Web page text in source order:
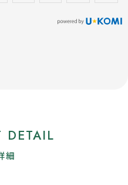
DETAIL
細